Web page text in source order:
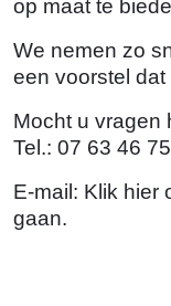
op maat te
We nemen zo
een voorstel
Mocht u vragen
Tel.: 07 63 46
E-mail: Klik hier
gaan.